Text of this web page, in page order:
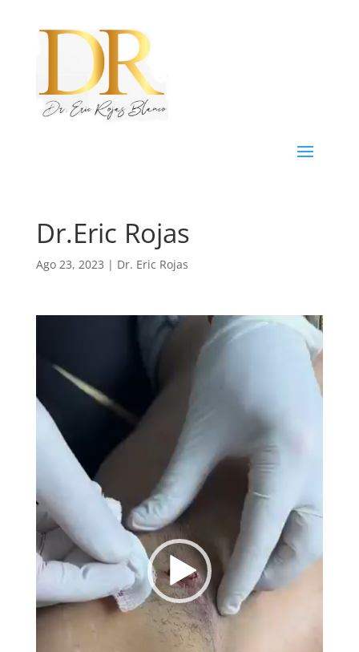
Dr.Eric Rojas
Ago 23, 2023 | Dr. Eric Rojas
vídeo